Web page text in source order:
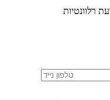
רלוונטיות